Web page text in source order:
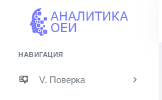
НАВИГАЦИЯ
V. Поверка